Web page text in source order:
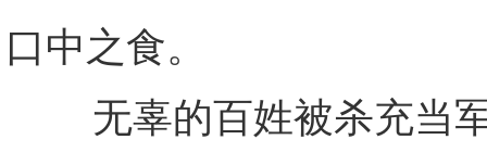
口中之食。
无辜的百姓被杀充当军